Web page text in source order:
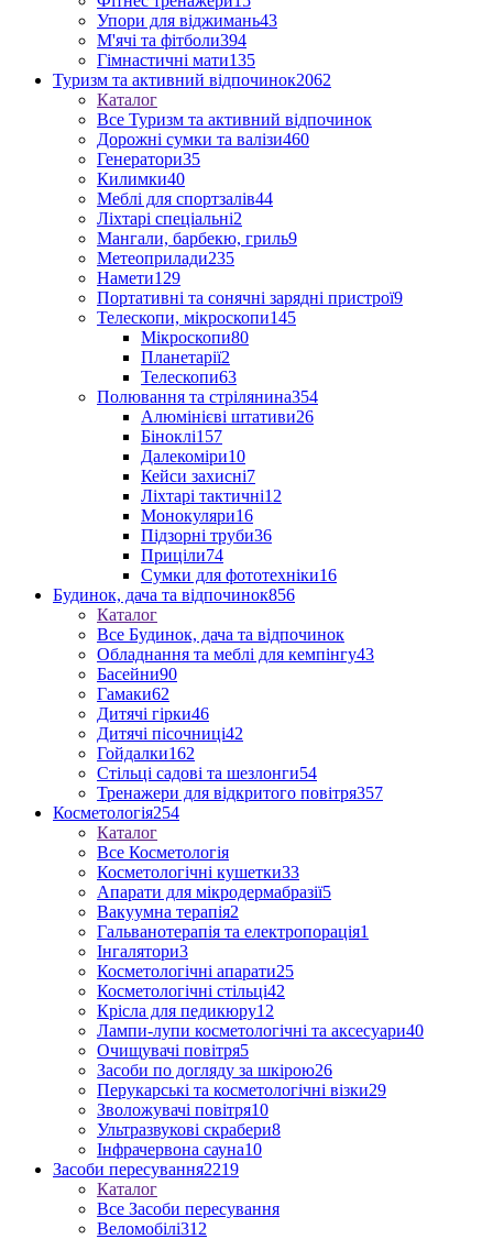
Упори для віджимань43
М'ячі та фітболи394
Гімнастичні мати135
Туризм та активний відпочинок2062
Каталог
Все Туризм та активний відпочинок
Дорожні сумки та валізи460
Генератори35
Килимки40
Меблі для спортзалів44
Ліхтарі спеціальні2
Мангали, барбекю, гриль9
Метеоприлади235
Намети129
Портативні та сонячні зарядні пристрої9
Телескопи, мікроскопи145
Мікроскопи80
Планетарії2
Телескопи63
Полювання та стрілянина354
Алюмінієві штативи26
Біноклі157
Далекоміри10
Кейси захисні7
Ліхтарі тактичні12
Монокуляри16
Підзорні труби36
Приціли74
Сумки для фототехніки16
Будинок, дача та відпочинок856
Каталог
Все Будинок, дача та відпочинок
Обладнання та меблі для кемпінгу43
Басейни90
Гамаки62
Дитячі гірки46
Дитячі пісочниці42
Гойдалки162
Стільці садові та шезлонги54
Тренажери для відкритого повітря357
Косметологія254
Каталог
Все Косметологія
Косметологічні кушетки33
Апарати для мікродермабразії5
Вакуумна терапія2
Гальванотерапія та електропорація1
Інгалятори3
Косметологічні апарати25
Косметологічні стільці42
Крісла для педикюру12
Лампи-лупи косметологічні та аксесуари40
Очищувачі повітря5
Засоби по догляду за шкірою26
Перукарські та косметологічні візки29
Зволожувачі повітря10
Ультразвукові скрабери8
Інфрачервона сауна10
Засоби пересування2219
Каталог
Все Засоби пересування
Веломобілі312